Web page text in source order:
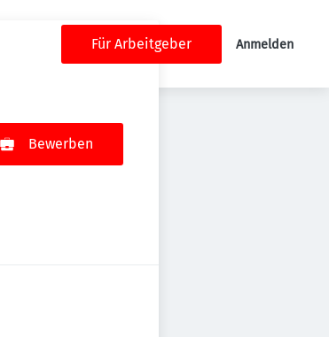
Für Arbeitgeber Anmelden
Bewerben